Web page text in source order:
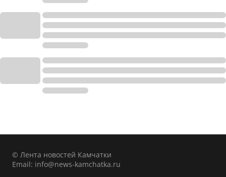
© Лента новостей Камчатки
Email: info@news-kamchatka.ru